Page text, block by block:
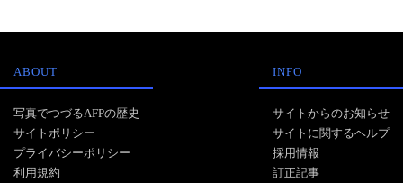
ABOUT
写真でつづるAFPの歴史
サイトポリシー
プライバシーポリシー
利用規約
INFO
サイトからのお知らせ
サイトに関するヘルプ
採用情報
訂正記事